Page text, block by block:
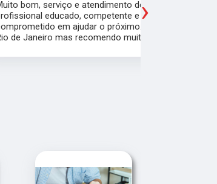
e atendimento de primeira,
competente e
em ajudar o próximo. Moro no
mas recomendo muito.
›